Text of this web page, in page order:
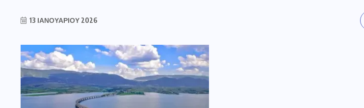
13 ΙΑΝΟΥΑΡΊΟΥ 2026